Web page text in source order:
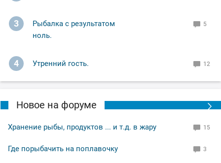
3
Рыбалка с результатом
ноль.
5
4 Утренний гость. 12
Новое на форуме
Хранение рыбы, продуктов ... и т.д. в жару 15
Где порыбачить на поплавочку 3